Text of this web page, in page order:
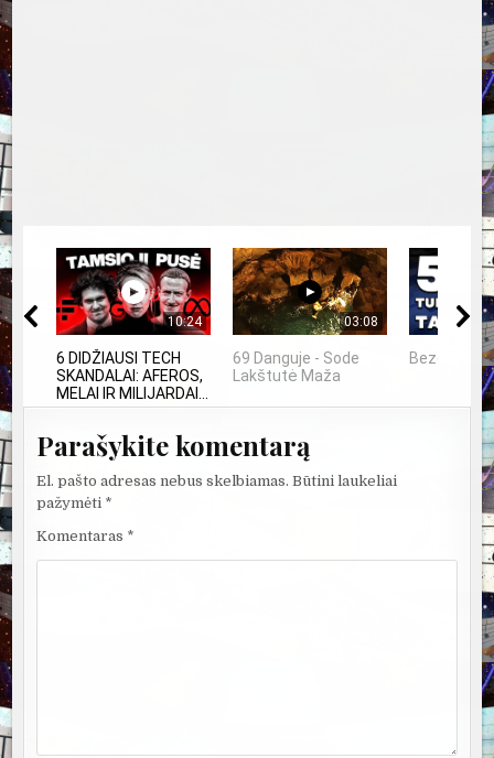
10:24
6 DIDŽIAUSI TECH
SKANDALAI: AFEROS,
MELAI IR MILIJARDAI...
03:08
69 Danguje - Sode
Lakštutė Maža
Bezos
Parašykite komentarą
El. pašto adresas nebus skelbiamas. Būtini laukeliai
pažymėti *
Komentaras *